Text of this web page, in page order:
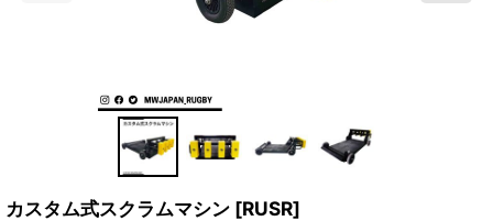
カスタム式スクラムマシン [RUSR]